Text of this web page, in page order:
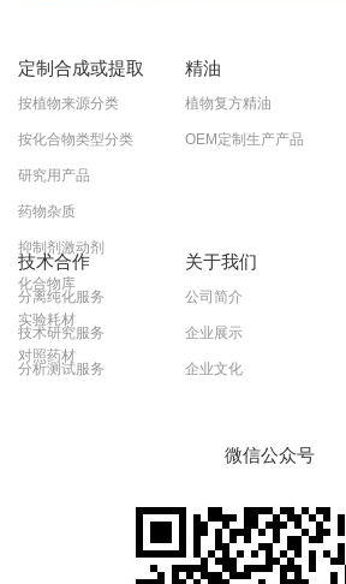
定制合成或提取
按植物来源分类
按化合物类型分类
研究用产品
药物杂质
抑制剂激动剂
化合物库
实验耗材
对照药材
精油
植物复方精油
OEM定制生产产品
技术合作
分离纯化服务
技术研究服务
分析测试服务
关于我们
公司简介
企业展示
企业文化
微信公众号